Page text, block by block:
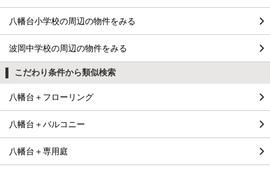
八幡台小学校の周辺の物件をみる
波岡中学校の周辺の物件をみる
こだわり条件から類似検索
八幡台＋フローリング
八幡台＋バルコニー
八幡台＋専用庭